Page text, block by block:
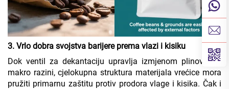
3. Vrlo dobra svojstva barijere prema vlazi i kisiku
Dok ventil za dekantaciju upravlja izmjenom plinova na
makro razini, cjelokupna struktura materijala vrećice mora
pružiti primarnu zaštitu protiv prodora vlage i kisika. Čak i